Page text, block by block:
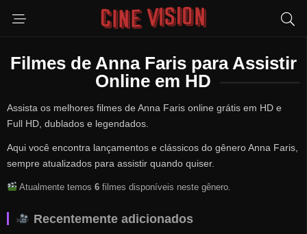
Filmes de Anna Faris para Assistir
Online em HD
Assista os melhores filmes de Anna Faris online grátis em HD e
Full HD, dublados e legendados.
Aqui você encontra lançamentos e clássicos do gênero Anna Faris,
sempre atualizados para assistir quando quiser.
Atualmente temos 6filmes disponíveis neste gênero.
Recentemente adicionados